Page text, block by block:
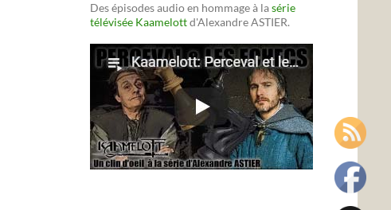
Des épisodes audio en hommage à lasérie
télévisée Kaamelottd'Alexandre ASTIER.